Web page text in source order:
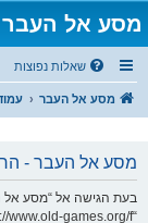
מסע אל העבר
שאלות נפוצות
מסע אל העבר
מסע אל העבר -
בעת הגישה אל “מסע אל